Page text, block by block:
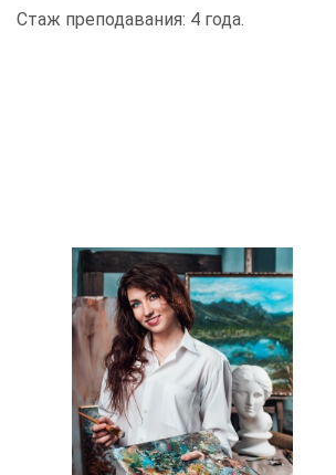
Стаж преподавания: 4 года.